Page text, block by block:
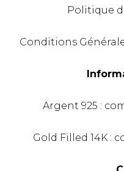
Politique
Conditions
Argent 925 :
Gold Filled 14K :